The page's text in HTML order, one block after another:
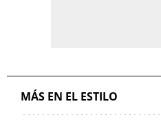
MÁS EN EL ESTILO